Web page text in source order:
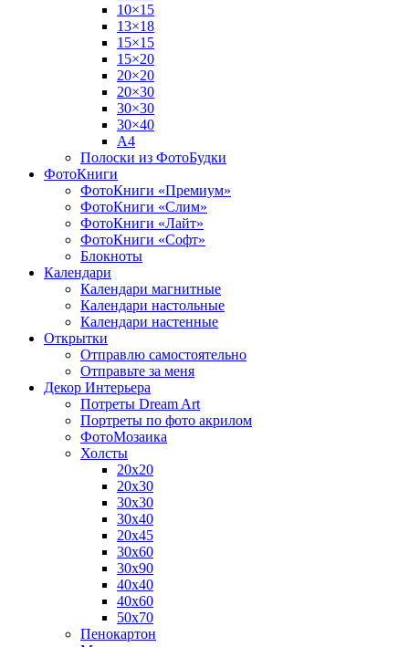
10×15
13×18
15×15
15×20
20×20
20×30
30×30
30×40
A4
Полоски из ФотоБудки
ФотоКниги
ФотоКниги «Премиум»
ФотоКниги «Слим»
ФотоКниги «Лайт»
ФотоКниги «Софт»
Блокноты
Календари
Календари магнитные
Календари настольные
Календари настенные
Открытки
Отправлю самостоятельно
Отправьте за меня
Декор Интерьера
Потреты Dream Art
Портреты по фото акрилом
ФотоМозаика
Холсты
20х20
20х30
30х30
30х40
20х45
30х60
30х90
40х40
40х60
50х70
Пенокартон